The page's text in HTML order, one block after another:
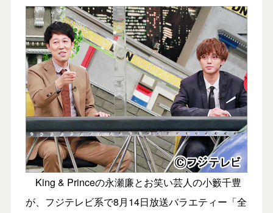
King & Princeの永瀬廉とお笑い芸人の小籔千豊
が、フジテレビ系で8月14日放送バラエティー「全